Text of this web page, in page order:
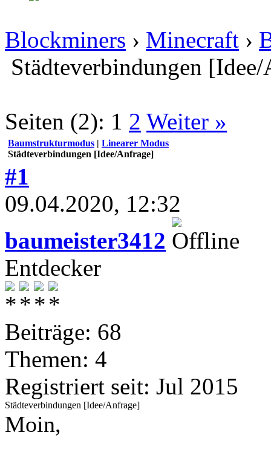
Blockminers › Minecraft ›
Städteverbindungen
Seiten (2): 1 2 Weiter »
Baumstrukturmodus | Linearer Modus
Städteverbindungen [Idee/Anfrage]
#1
09.04.2020, 12:32
baumeister3412
Entdecker
Beiträge: 68
Themen: 4
Registriert seit: Jul 2015
Städteverbindungen [Idee/Anfrage]
Moin,